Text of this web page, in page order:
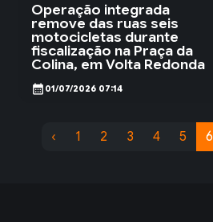
Operação integrada
remove das ruas seis
motocicletas durante
fiscalização na Praça da
Colina, em Volta Redonda
calendar_month 01/07/2026 07:14
‹ 1 2 3 4 5 6